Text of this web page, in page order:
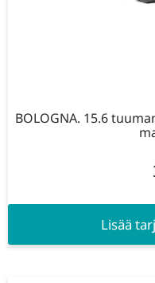
BOLOGNA. 15.6
Lisää